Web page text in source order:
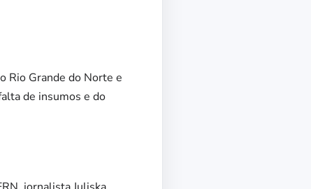
Rio Grande do Norte e
de insumos e do